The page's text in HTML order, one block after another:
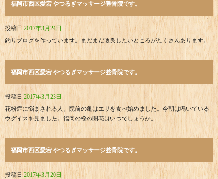
福岡市西区愛宕 やつるぎマッサージ整骨院です。
投稿日 2017年3月24日
釣りブログを作っています。まだまだ改良したいところがたくさんあります。
福岡市西区愛宕 やつるぎマッサージ整骨院です。
投稿日 2017年3月23日
花粉症に悩まされる人。院前の亀はエサを食べ始めました。今朝は鳴いている
ウグイスを見ました。福岡の桜の開花はいつでしょうか。
福岡市西区愛宕 やつるぎマッサージ整骨院です。
投稿日 2017年3月20日